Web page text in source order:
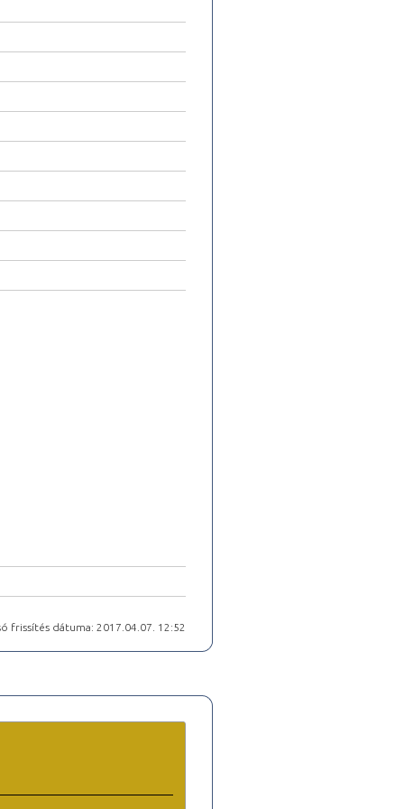
frissítés dátuma: 2017.04.07. 12:52